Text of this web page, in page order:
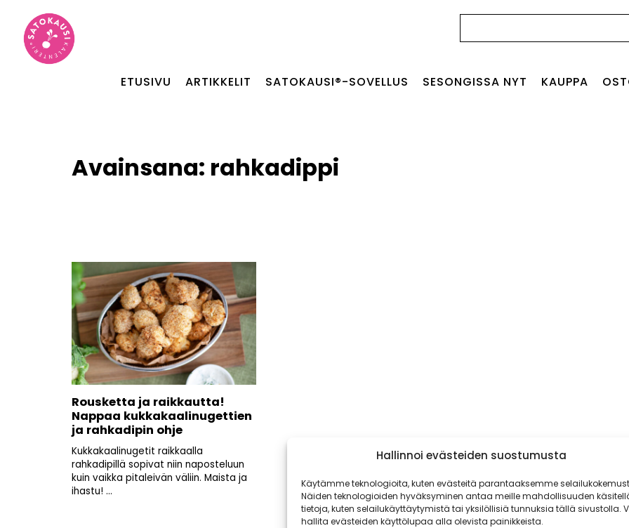
Hallinnoi evästeiden suostumusta
Käytämme teknologioita, kuten evästeitä parantaaksemme
Näiden teknologioiden hyväksyminen antaa meille mahdollisuuden
tietoja, kuten selailukäyttäytymistä tai yksilöllisiä tunnuksia tällä sivustolla.
hallita evästeiden käyttölupaa alla olevista painikkeista.
ETUSIVU ARTIKKELIT SATOKAUSI®-SOVELLUS SESONGISSA NYT KAUPPA
Avainsana: rahkadippi
Rousketta ja raikkautta!
Nappaa kukkakaalinugettien
ja rahkadipin ohje
Kukkakaalinugetit raikkaalla
rahkadipillä sopivat niin naposteluun
kuin vaikka pitaleivän väliin. Maista ja
ihastu! ...